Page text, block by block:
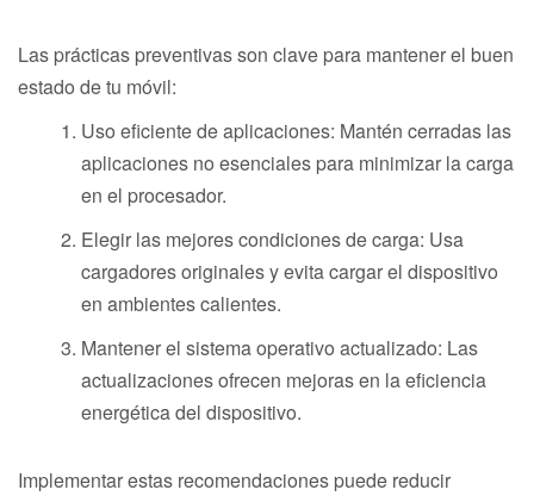
Las prácticas preventivas son clave para mantener el buen
estado de tu móvil:
Uso eficiente de aplicaciones: Mantén cerradas las
aplicaciones no esenciales para minimizar la carga
en el procesador.
Elegir las mejores condiciones de carga: Usa
cargadores originales y evita cargar el dispositivo
en ambientes calientes.
Mantener el sistema operativo actualizado: Las
actualizaciones ofrecen mejoras en la eficiencia
energética del dispositivo.
Implementar estas recomendaciones puede reducir